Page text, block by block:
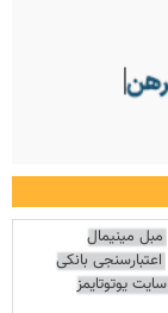
مبل مینیمال
اعتبارسنجی بانکی
سایت یوتوتایمز